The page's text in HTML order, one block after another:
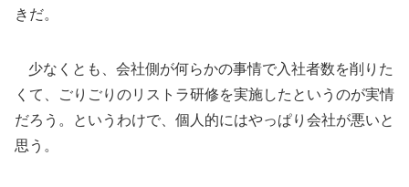
きだ。
少なくとも、会社側が何らかの事情で入社者数を削りた
くて、ごりごりのリストラ研修を実施したというのが実情
だろう。というわけで、個人的にはやっぱり会社が悪いと
思う。